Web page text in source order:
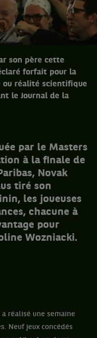
son père cette
forfait pour la
ou réalité scientifique
le Journal de la
par le Masters
à la finale de
Novak
tiré son
les joueuses
chacune à
pour
Wozniacki.
réalisé une semaine
Neuf jeux concédés